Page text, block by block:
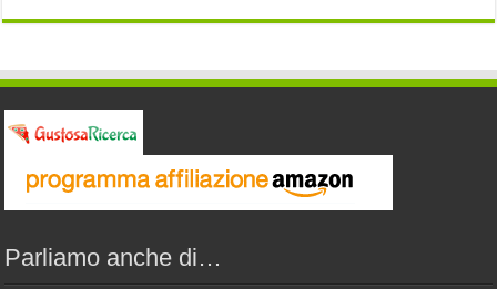
Parliamo anche di…